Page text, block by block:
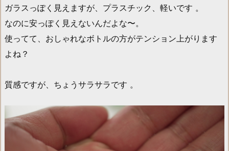
ガラスっぽく見えますが、プラスチック、軽いです 。
なのに安っぽく見えないんだよな〜。
使ってて、おしゃれなボトルの方がテンション上がります
よね？
質感ですが、ちょうサラサラです 。